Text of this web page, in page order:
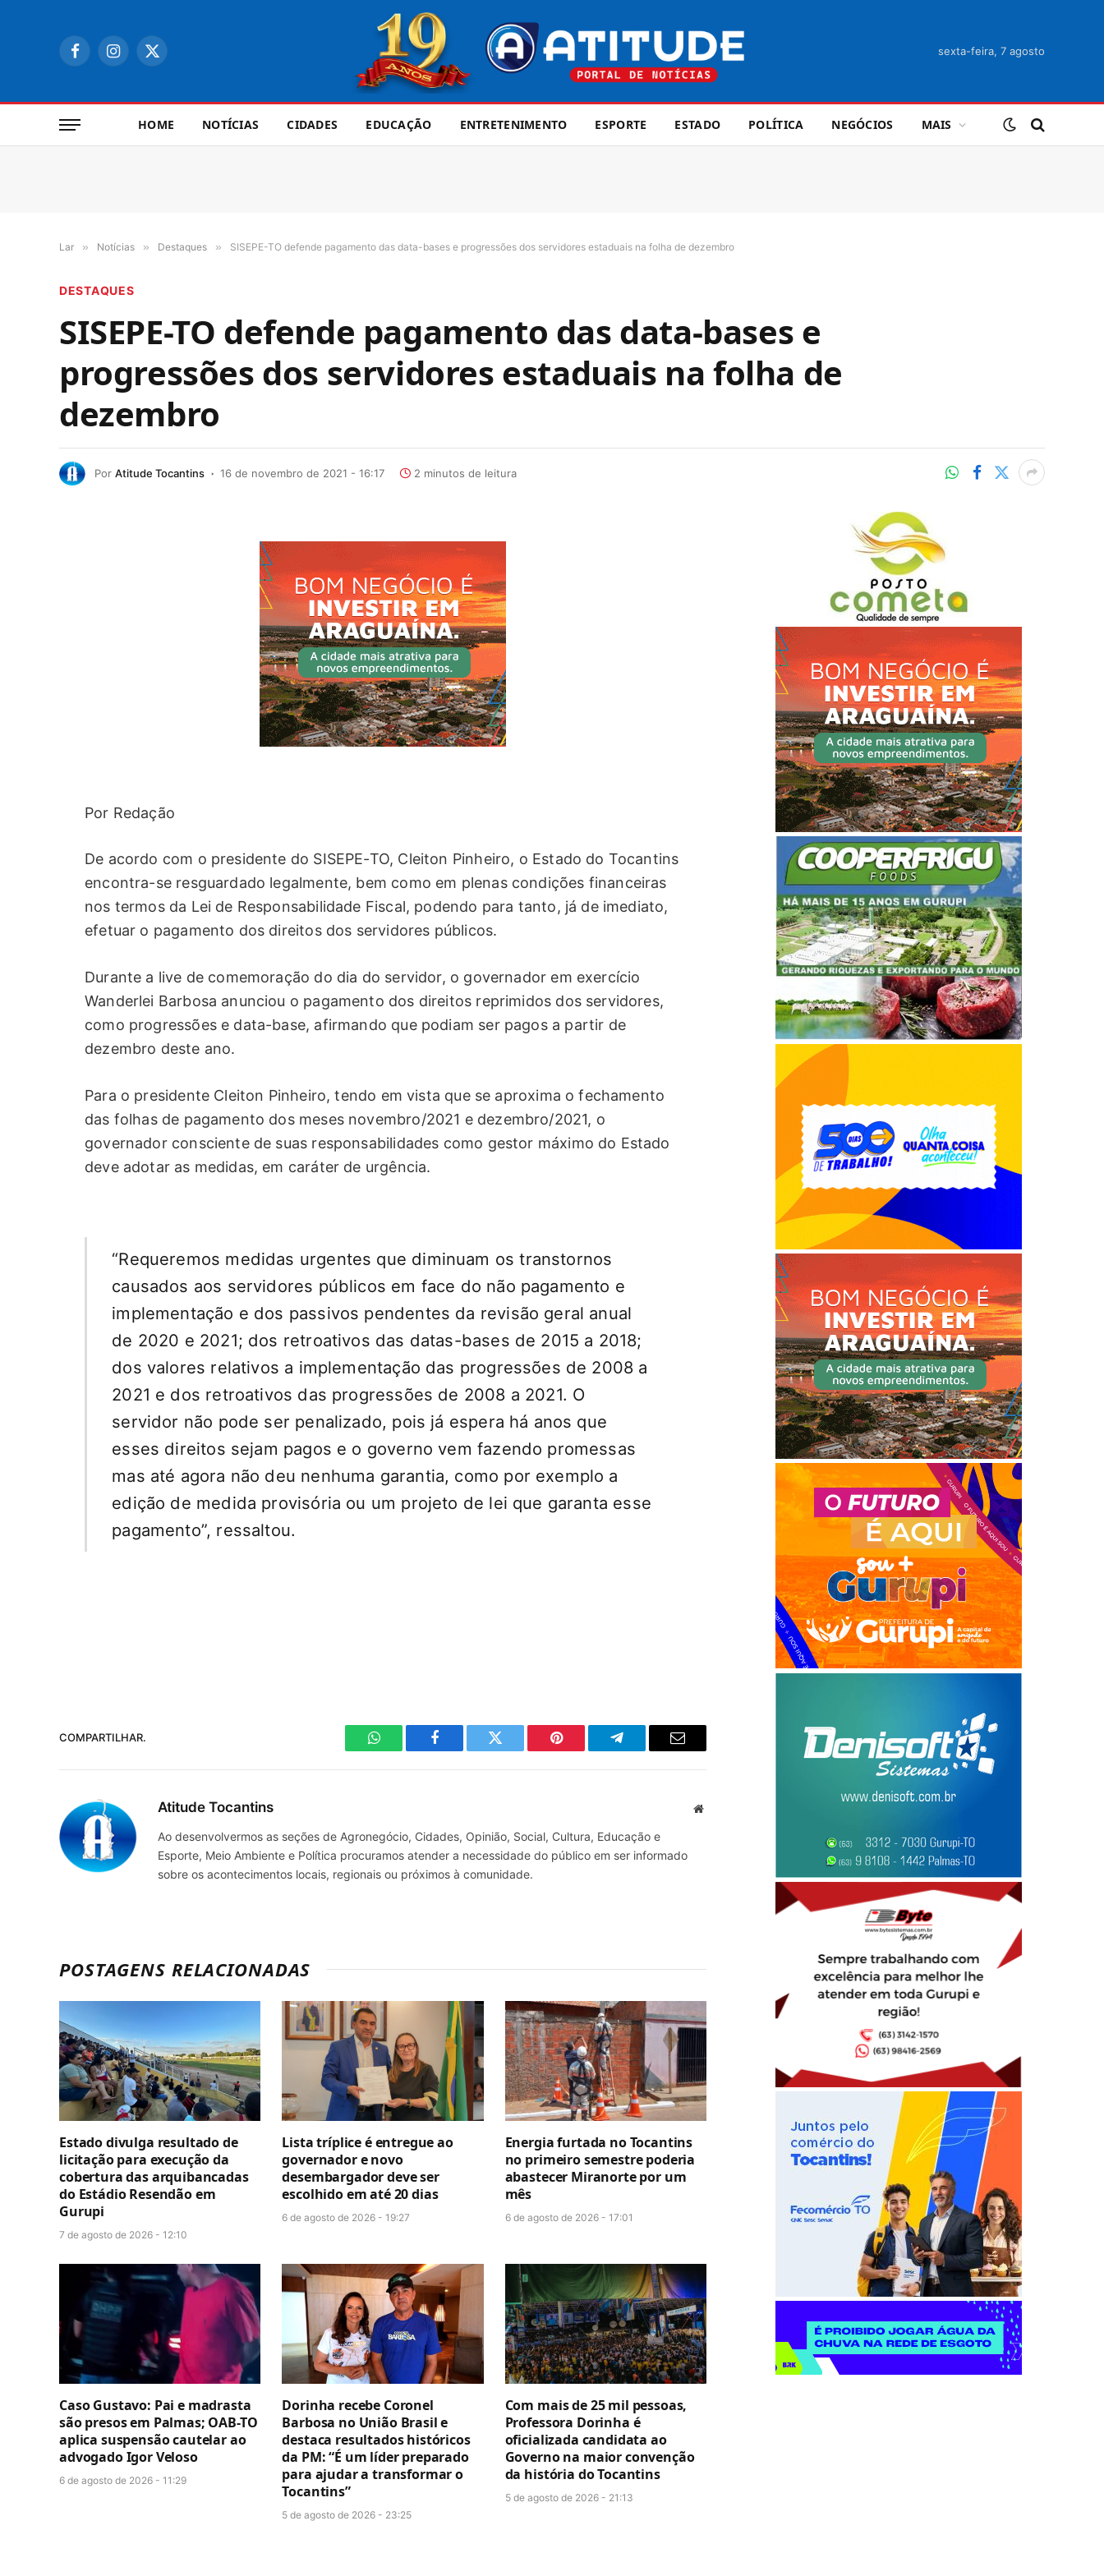
FacebookInstagram
X
sexta-feira, 7 agosto
HOME NOTÍCIAS CIDADES EDUCAÇÃO ENTRETENIMENTO ESPORTE ESTADO POLÍTICA NEGÓCIOS MAIS
Lar » Notícias » Destaques » SISEPE-TO defende pagamento das data-bases e progressões dos servidores estaduais na folha de dezembro
DESTAQUES
SISEPE-TO defende pagamento das data-bases e
progressões dos servidores estaduais na folha de
dezembro
Por Atitude Tocantins 16 de novembro de 2021 - 16:17 2 minutos de leitura
Por Redação
De acordo com o presidente do SISEPE-TO, Cleiton Pinheiro, o Estado do Tocantins
encontra-se resguardado legalmente, bem como em plenas condições financeiras
nos termos da Lei de Responsabilidade Fiscal, podendo para tanto, já de imediato,
efetuar o pagamento dos direitos dos servidores públicos.
Durante a live de comemoração do dia do servidor, o governador em exercício
Wanderlei Barbosa anunciou o pagamento dos direitos reprimidos dos servidores,
como progressões e data-base, afirmando que podiam ser pagos a partir de
dezembro deste ano.
Para o presidente Cleiton Pinheiro, tendo em vista que se aproxima o fechamento
das folhas de pagamento dos meses novembro/2021 e dezembro/2021, o
governador consciente de suas responsabilidades como gestor máximo do Estado
deve adotar as medidas, em caráter de urgência.
“Requeremos medidas urgentes que diminuam os transtornos
causados aos servidores públicos em face do não pagamento e
implementação e dos passivos pendentes da revisão geral anual
de 2020 e 2021; dos retroativos das datas-bases de 2015 a 2018;
dos valores relativos a implementação das progressões de 2008 a
2021 e dos retroativos das progressões de 2008 a 2021. O
servidor não pode ser penalizado, pois já espera há anos que
esses direitos sejam pagos e o governo vem fazendo promessas
mas até agora não deu nenhuma garantia, como por exemplo a
edição de medida provisória ou um projeto de lei que garanta esse
pagamento”, ressaltou.
COMPARTILHAR.
WhatsAppFacebook Twitter Pinterest TelegramaE-
Atitude Tocantins Site
Ao desenvolvermos as seções de Agronegócio, Cidades, Opinião, Social, Cultura, Educação e
Esporte, Meio Ambiente e Política procuramos atender a necessidade do público em ser informado
sobre os acontecimentos locais, regionais ou próximos à comunidade.
POSTAGENS RELACIONADAS
Estado divulga resultado de
licitação para execução da
cobertura das arquibancadas
do Estádio Resendão em
Gurupi
7 de agosto de 2026 - 12:10
Lista tríplice é entregue ao
governador e novo
desembargador deve ser
escolhido em até 20 dias
6 de agosto de 2026 - 19:27
Energia furtada no Tocantins
no primeiro semestre poderia
abastecer Miranorte por um
mês
6 de agosto de 2026 - 17:01
Caso Gustavo: Pai e madrasta
são presos em Palmas; OAB-TO
aplica suspensão cautelar ao
advogado Igor Veloso
6 de agosto de 2026 - 11:29
Dorinha recebe Coronel
Barbosa no União Brasil e
destaca resultados históricos
da PM: “É um líder preparado
para ajudar a transformar o
Tocantins”
5 de agosto de 2026 - 23:25
Com mais de 25 mil pessoas,
Professora Dorinha é
oficializada candidata ao
Governo na maior convenção
da história do Tocantins
5 de agosto de 2026 - 21:13